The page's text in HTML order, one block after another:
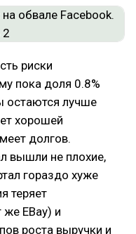
риски
пока доля 0.8%
остаются лучше
хорошей
долгов.
вышли не плохие,
гораздо хуже
теряет
же EBay) и
роста выручки и